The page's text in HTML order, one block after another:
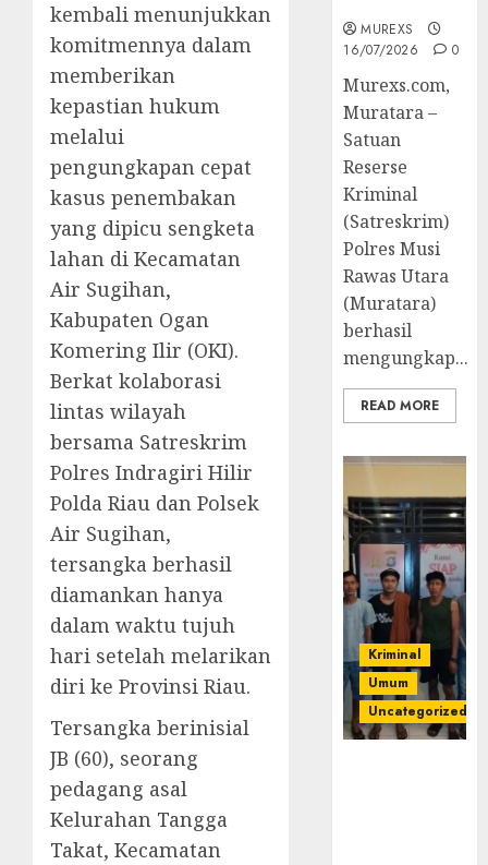
kembali menunjukkan
komitmennya dalam
memberikan
kepastian hukum
melalui
pengungkapan cepat
kasus penembakan
yang dipicu sengketa
lahan di Kecamatan
Air Sugihan,
Kabupaten Ogan
Komering Ilir (OKI).
Berkat kolaborasi
lintas wilayah
bersama Satreskrim
Polres Indragiri Hilir
Polda Riau dan Polsek
Air Sugihan,
tersangka berhasil
diamankan hanya
dalam waktu tujuh
hari setelah melarikan
diri ke Provinsi Riau.
Tersangka berinisial
JB (60), seorang
pedagang asal
Kelurahan Tangga
Takat, Kecamatan
MUREXS
16/07/2026
0
Murexs.com,
Muratara –
Satuan
Reserse
Kriminal
(Satreskrim)
Polres Musi
Rawas Utara
(Muratara)
berhasil
mengungkap...
READ MORE
Kriminal
Umum
Uncategorized